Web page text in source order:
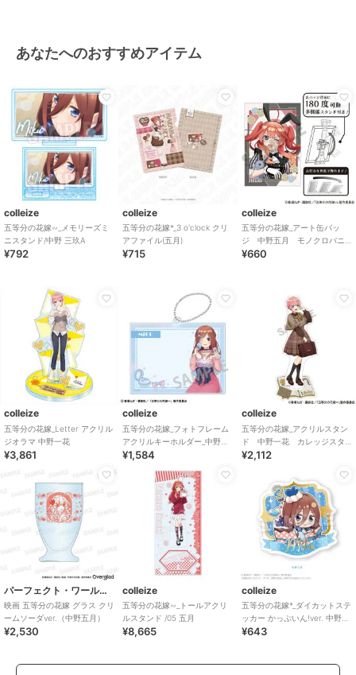
あなたへのおすすめアイテム
colleize
五等分の花嫁∽_メモリーズミ
ニスタンド/中野 三玖A
¥792
colleize
五等分の花嫁*_3 o'clock クリ
アファイル(五月)
¥715
colleize
五等分の花嫁_アート缶バッ
ジ 中野五月 モノクロバニ
ードレス
¥660
colleize
五等分の花嫁_Letter アクリル
ジオラマ 中野一花
¥3,861
colleize
五等分の花嫁_フォトフレーム
アクリルキーホルダー_中野三
玖_メイクアップ
¥1,584
colleize
五等分の花嫁_アクリルスタン
ド 中野一花 カレッジスタ
イル
¥2,112
パーフェクト・ワールド・トーキョー
映画 五等分の花嫁 グラス クリ
ームソーダver.（中野五月）
¥2,530
colleize
五等分の花嫁∽_トールアクリ
ルスタンド /05 五月
¥8,665
colleize
五等分の花嫁*_ダイカットステ
ッカー かっぷいん!ver. 中野三
玖
¥643